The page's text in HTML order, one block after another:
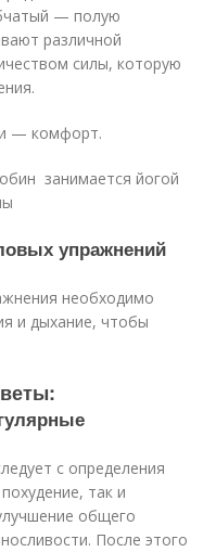
— полую
различной
силы, которую
— комфорт.
занимается йогой
упражнений
необходимо
и дыхание, чтобы
с определения
так и
общего
После этого